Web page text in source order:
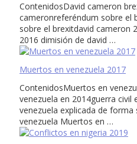
ContenidosDavid cameron
cameronreferéndum sobre el
sobre el brexitdavid cameron
2016 dimisión de david …
Muertos en venezuela 2017
ContenidosMuertos en
venezuela en 2014guerra civil
venezuela explicada de forma
venezuela Muertos en …